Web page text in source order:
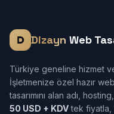
Dizayn Web
Türkiye geneline hizmet
İşletmenize özel hazır
tasarımını alan adı,
50 USD + KDVtek fiyatla,